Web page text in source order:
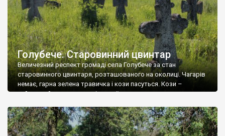
Голубече. Старовинний цвинтар
Величезний респект громаді села Голубече за стан
старовинного цвинтаря, розташованого на околиці. Чагарів
немає, гарна зелена травичка і кози пасуться. Кози –
найкращий регулятор шкідливої, для старих кладовищ,
бруньками, кози ті бруньки обгризають, бо то улюблений
делікатес. На цвинтарі у Голубечому ціла колекція
різноманітних форм хрестів. Село відносно невелике, […]